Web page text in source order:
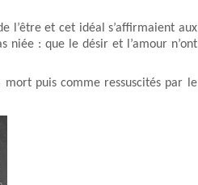
l’être et cet idéal s’affirmaient aux
niée : que le désir et l’amour n’ont
mort puis comme ressuscités par le